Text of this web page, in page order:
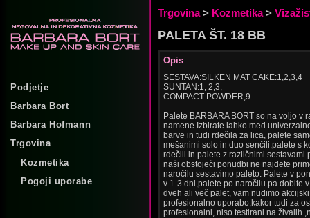
Podjetje
Barbara Bort
Barbara Hofmann
Trgovina
Kozmetika
Pogoji uporabe
Trgovina> Kozmetika>
PALETA ŠT. 18 BB
Opis
SESTAVA:SILKEN MAT CAKE:1,2,3,4
SUNTAN:1, 2,3,
COMPACT POWDER;9
Palete BARBARA BORT so na voljo v
namene.Izbirate lahko med
barve in tudi rdečila za lica, palete
mešanimi solo in duo senčili,palete s
rdečili in palete z različnimi sestavami
naši obstoječi ponudbi ne najdete
naročilu sestavimo paleto. Palete v
v 1-3 dni,palete po naročilu pa dobite
dveh ali več palet, vam nudimo
profesionalno uporabo,kakor tudi za
profesionalni, niso testirani na živalih